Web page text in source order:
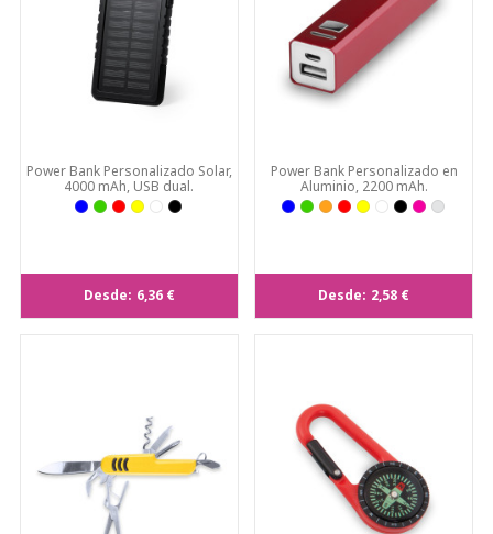
Power Bank Personalizado Solar,
4000 mAh, USB dual.
Desde: 6,36 €
Power Bank Personalizado en
Aluminio, 2200 mAh.
Desde: 2,58 €